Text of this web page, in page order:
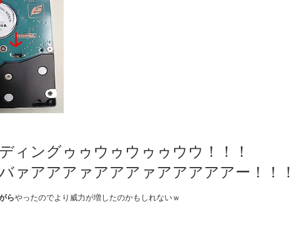
ィングゥゥウゥウゥゥウウ！！！
ァアアアァアアアァアアアアアー！！！
らやったのでより威力が増したのかもしれないｗ